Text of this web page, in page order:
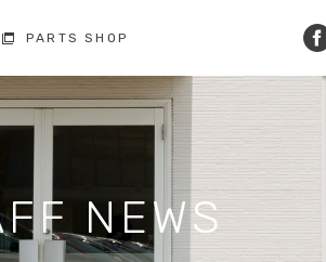
人と環境への配慮
テナンス 板金塗装
PARTS SHOP
NEWS